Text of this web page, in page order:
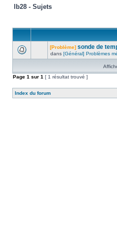
lb28 - Sujets
[Problème] sonde de
dans [Général] Problèmes
Page 1 sur 1 [ 1 résultat trouvé ]
Index du forum